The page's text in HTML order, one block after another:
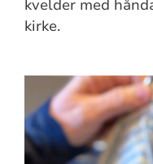
kvelder med
kirke.